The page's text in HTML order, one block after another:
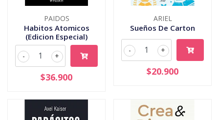
PAIDOS
Habitos Atomicos
(Edicion Especial)
+
-
$36.900
ARIEL
Sueños De Carton
+
-
$20.900